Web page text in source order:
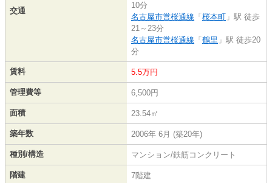
交通
10分
名古屋市営桜通線 「 桜本町 」駅 徒歩
21～23分
名古屋市営桜通線 「 鶴里 」駅 徒歩20
分
賃料 5.5万円
管理費等 6,500円
面積 23.54㎡
築年数 2006年 6月 (築20年)
種別/構造 マンション/鉄筋コンクリート
階建 7階建